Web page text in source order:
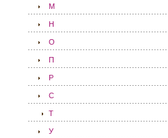
М
Н
О
П
Р
С
Т
У